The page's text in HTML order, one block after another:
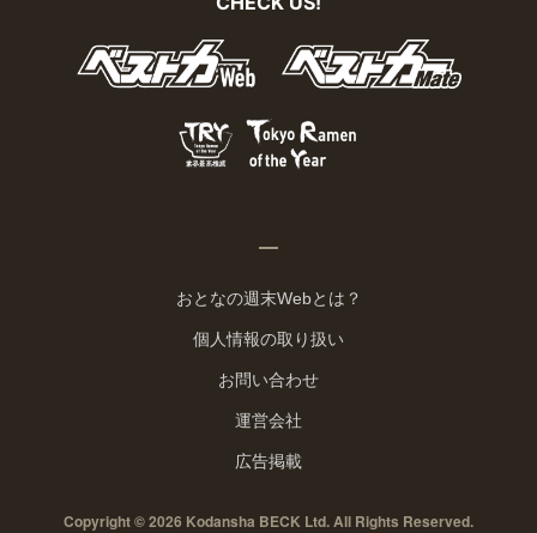
おとなの週末Webとは？
個人情報の取り扱い
お問い合わせ
運営会社
広告掲載
Copyright © 2026 Kodansha BECK Ltd. All Rights Reserved.